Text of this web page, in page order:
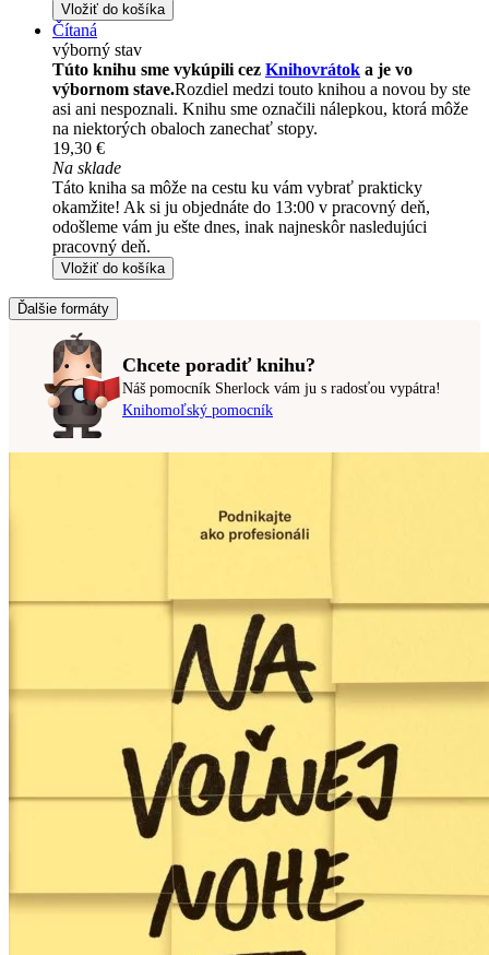
Vložiť do košíka
Čítaná
výborný stav
Túto knihu sme vykúpili cez Knihovrátok a je vo
výbornom stave.Rozdiel medzi touto knihou a novou by ste
asi ani nespoznali. Knihu sme označili nálepkou, ktorá môže
na niektorých obaloch zanechať stopy.
19,30 €
Na sklade
Táto kniha sa môže na cestu ku vám vybrať prakticky
okamžite! Ak si ju objednáte do 13:00 v pracovný deň,
odošleme vám ju ešte dnes, inak najneskôr nasledujúci
pracovný deň.
Vložiť do košíka
Ďalšie formáty
Chcete poradiť knihu?
Náš pomocník Sherlock vám ju s radosťou vypátra!
Knihomoľský pomocník